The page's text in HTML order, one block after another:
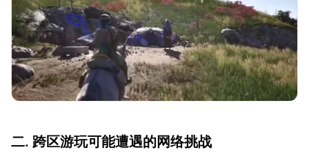
二. 跨区游玩可能遭遇的网络挑战